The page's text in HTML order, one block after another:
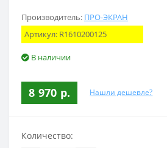
Производитель: ПРО-ЭКРАН
Артикул: R1610200125
В наличии
8 970 р. Нашли дешевле?
Количество: